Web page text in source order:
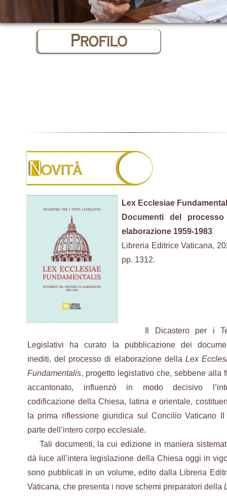
Lex Ecclesiae
Documenti del
elaborazione 1959-1983
Libreria Editrice Vaticana,
pp. 1312.
Il Dicastero per i
Legislativi ha curato la pubblicazione dei
inediti, del processo di elaborazione della Lex
Fundamentalis, progetto legislativo che, sebbene alla
accantonato, influenzò in modo decisivo
codificazione della Chiesa, latina e orientale,
la prima riflessione giuridica sul Concilio Vaticano II
parte dell’intero corpo ecclesiale.
Tali documenti, la cui edizione in maniera
dà luce all’intera legislazione della Chiesa oggi in
sono pubblicati in un volume, edito dalla Libreria
Vaticana, che presenta i nove schemi preparatori della